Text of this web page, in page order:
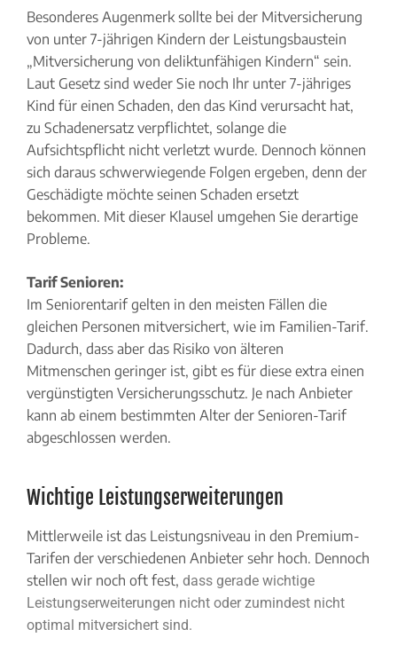
Besonderes Augenmerk sollte bei der Mitversicherung
von unter 7-jährigen Kindern der Leistungsbaustein
„Mitversicherung von deliktunfähigen Kindern“ sein.
Laut Gesetz sind weder Sie noch Ihr unter 7-jähriges
Kind für einen Schaden, den das Kind verursacht hat,
zu Schadenersatz verpflichtet, solange die
Aufsichtspflicht nicht verletzt wurde. Dennoch können
sich daraus schwerwiegende Folgen ergeben, denn der
Geschädigte möchte seinen Schaden ersetzt
bekommen. Mit dieser Klausel umgehen Sie derartige
Probleme.
Tarif Senioren:
Im Seniorentarif gelten in den meisten Fällen die
gleichen Personen mitversichert, wie im Familien-Tarif.
Dadurch, dass aber das Risiko von älteren
Mitmenschen geringer ist, gibt es für diese extra einen
vergünstigten Versicherungsschutz. Je nach Anbieter
kann ab einem bestimmten Alter der Senioren-Tarif
abgeschlossen werden.
Wichtige Leistungserweiterungen
Mittlerweile ist das Leistungsniveau in den Premium-
Tarifen der verschiedenen Anbieter sehr hoch. Dennoch
stellen wir noch oft fest, dass gerade wichtige
Leistungserweiterungen nicht oder zumindest nicht
optimal mitversichert sind.